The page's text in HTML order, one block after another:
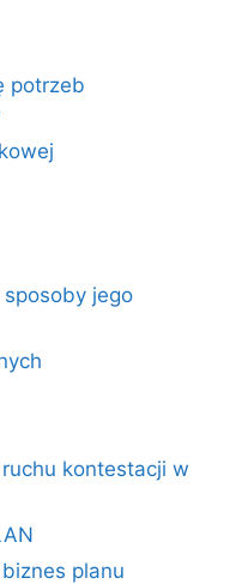
potrzeb
sposoby jego
ruchu kontestacji w
planu